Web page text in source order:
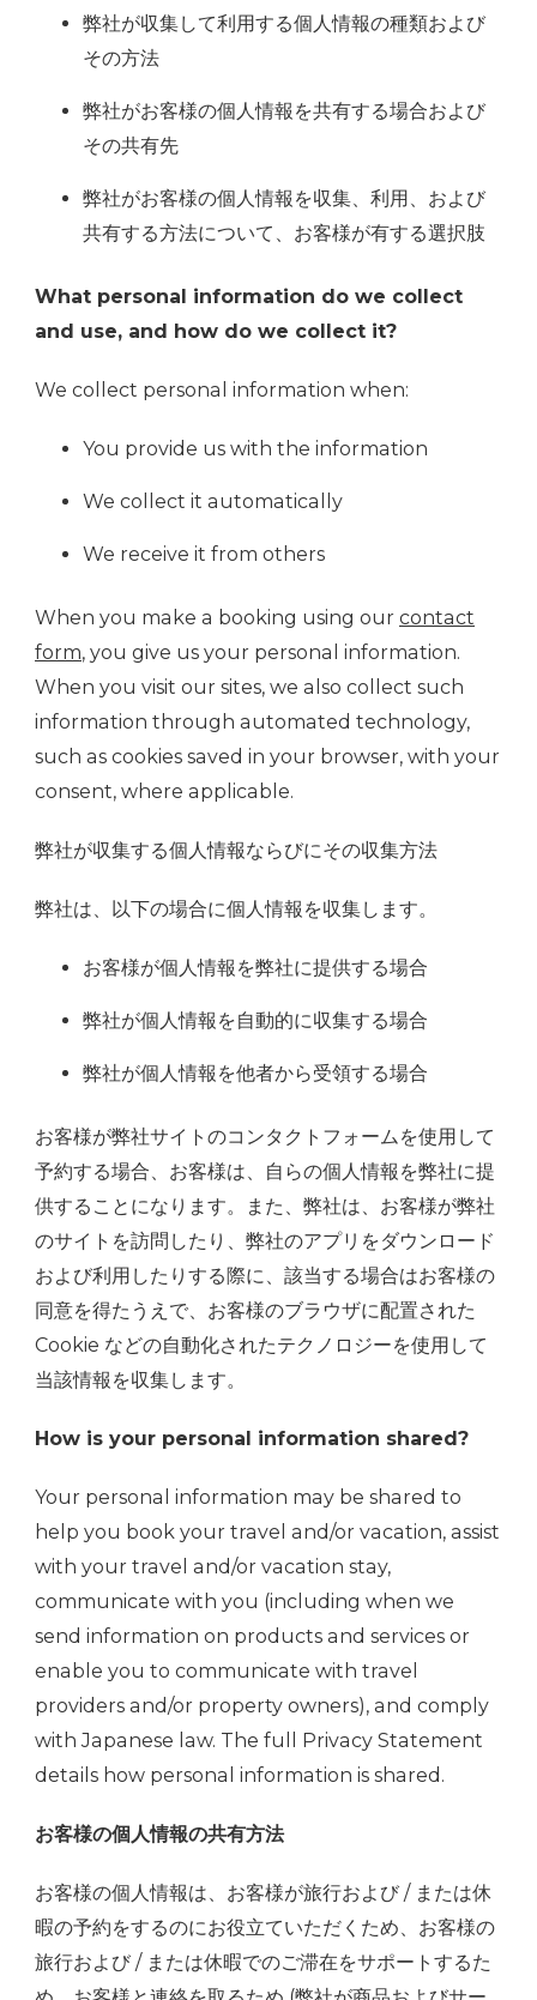
弊社が収集して利用する個人情報の種類および
その方法
弊社がお客様の個人情報を共有する場合および
その共有先
弊社がお客様の個人情報を収集、利用、および
共有する方法について、お客様が有する選択肢
What personal information do we collect
and use, and how do we collect it?
We collect personal information when:
You provide us with the information
We collect it automatically
We receive it from others
When you make a booking using our contact
form, you give us your personal information.
When you visit our sites, we also collect such
information through automated technology,
such as cookies saved in your browser, with your
consent, where applicable.
弊社が収集する個人情報ならびにその収集方法
弊社は、以下の場合に個人情報を収集します。
お客様が個人情報を弊社に提供する場合
弊社が個人情報を自動的に収集する場合
弊社が個人情報を他者から受領する場合
お客様が弊社サイトのコンタクトフォームを使用して
予約する場合、お客様は、自らの個人情報を弊社に提
供することになります。また、弊社は、お客様が弊社
のサイトを訪問したり、弊社のアプリをダウンロード
および利用したりする際に、該当する場合はお客様の
同意を得たうえで、お客様のブラウザに配置された
Cookie などの自動化されたテクノロジーを使用して
当該情報を収集します。
How is your personal information shared?
Your personal information may be shared to
help you book your travel and/or vacation, assist
with your travel and/or vacation stay,
communicate with you (including when we
send information on products and services or
enable you to communicate with travel
providers and/or property owners), and comply
with Japanese law. The full Privacy Statement
details how personal information is shared.
お客様の個人情報の共有方法
お客様の個人情報は、お客様が旅行および / または休
暇の予約をするのにお役立ていただくため、お客様の
旅行および / または休暇でのご滞在をサポートするた